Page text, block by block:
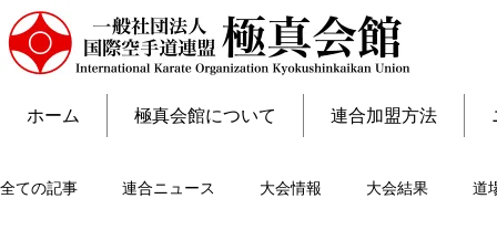
ホーム 極真会館について 連合加盟方法
全ての記事 連合ニュース 大会情報 大会結果 道